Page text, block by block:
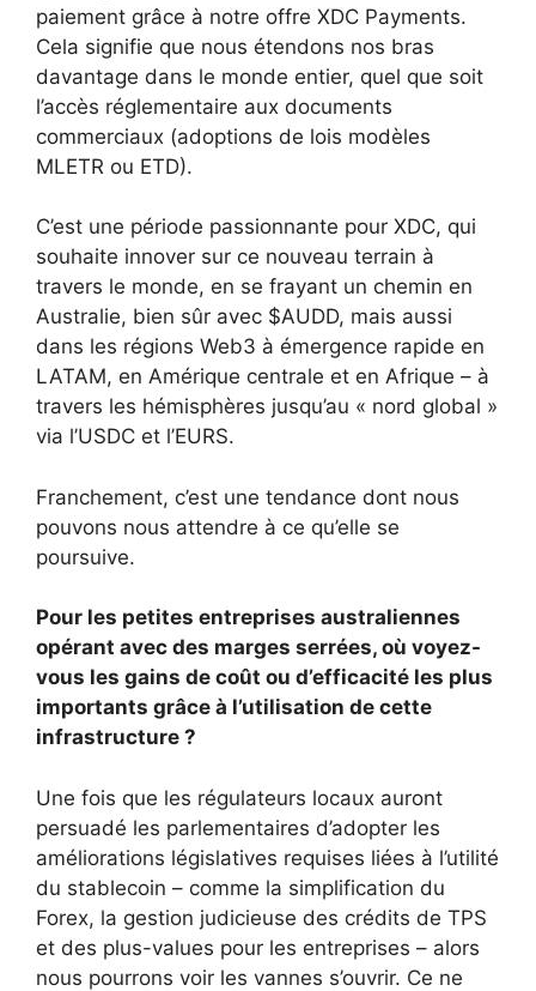
paiement grâce à notre offre XDC Payments.
Cela signifie que nous étendons nos bras
davantage dans le monde entier, quel que soit
l’accès réglementaire aux documents
commerciaux (adoptions de lois modèles
MLETR ou ETD).
C’est une période passionnante pour XDC, qui
souhaite innover sur ce nouveau terrain à
travers le monde, en se frayant un chemin en
Australie, bien sûr avec $AUDD, mais aussi
dans les régions Web3 à émergence rapide en
LATAM, en Amérique centrale et en Afrique – à
travers les hémisphères jusqu’au « nord global »
via l’USDC et l’EURS.
Franchement, c’est une tendance dont nous
pouvons nous attendre à ce qu’elle se
poursuive.
Pour les petites entreprises australiennes
opérant avec des marges serrées, où voyez-
vous les gains de coût ou d’efficacité les plus
importants grâce à l’utilisation de cette
infrastructure ?
Une fois que les régulateurs locaux auront
persuadé les parlementaires d’adopter les
améliorations législatives requises liées à l’utilité
du stablecoin – comme la simplification du
Forex, la gestion judicieuse des crédits de TPS
et des plus-values ​​pour les entreprises – alors
nous pourrons voir les vannes s’ouvrir. Ce ne